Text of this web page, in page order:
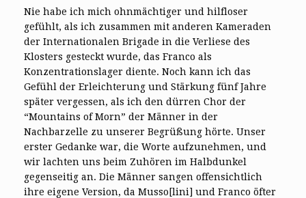
Nie habe ich mich ohnmächtiger und hilfloser
gefühlt, als ich zusammen mit anderen Kameraden
der Internationalen Brigade in die Verliese des
Klosters gesteckt wurde, das Franco als
Konzentrationslager diente. Noch kann ich das
Gefühl der Erleichterung und Stärkung fünf Jahre
später vergessen, als ich den dürren Chor der
“Mountains of Morn” der Männer in der
Nachbarzelle zu unserer Begrüßung hörte. Unser
erster Gedanke war, die Worte aufzunehmen, und
wir lachten uns beim Zuhören im Halbdunkel
gegenseitig an. Die Männer sangen offensichtlich
ihre eigene Version, da Musso[lini] und Franco öfter